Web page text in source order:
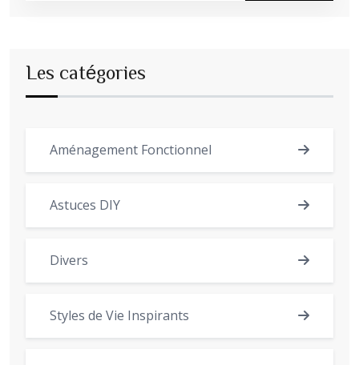
Les catégories
Aménagement Fonctionnel
Astuces DIY
Divers
Styles de Vie Inspirants